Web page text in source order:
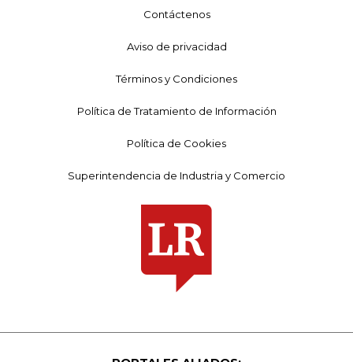
Contáctenos
Aviso de privacidad
Términos y Condiciones
Política de Tratamiento de Información
Política de Cookies
Superintendencia de Industria y Comercio